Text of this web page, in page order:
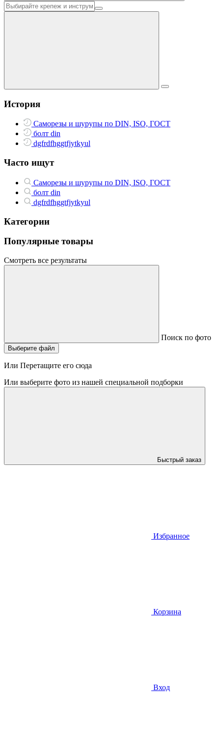
История
Саморезы и шурупы по DIN, ISO, ГОСТ
болт din
dgfrdfhggtfjytkyul
Часто ищут
Саморезы и шурупы по DIN, ISO, ГОСТ
болт din
dgfrdfhggtfjytkyul
Категории
Популярные товары
Смотреть все результаты
Поиск по фото
Выберите файл
Или Перетащите его сюда
Или выберите фото из нашей специальной подборки
Быстрый заказ
Избранное
Корзина
Вход